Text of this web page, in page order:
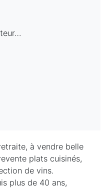
à vendre belle
plats cuisinés,
de vins.
plus de 40 ans,